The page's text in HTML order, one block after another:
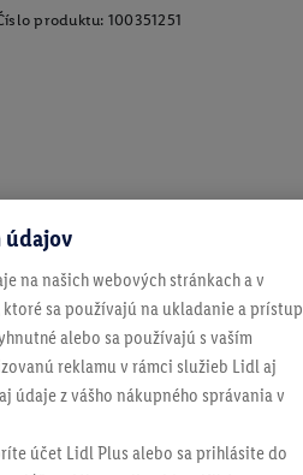
produktu: 100351251
údajov
na našich webových stránkach a v
sa používajú na ukladanie a prístup
alebo sa používajú s vaším
reklamu v rámci služieb Lidl aj
údaje z vášho nákupného správania v
účet Lidl Plus alebo sa prihlásite do